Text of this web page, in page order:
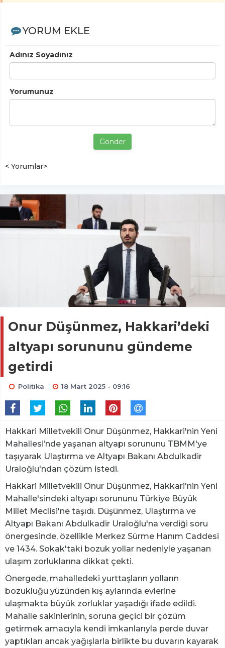
YORUM EKLE
Adınız Soyadınız
Yorumunuz
Gönder
< Yorumlar>
Onur Düşünmez, Hakkari’deki
altyapı sorununu gündeme
getirdi
Politika 18 Mart 2025 - 09:16
Hakkari Milletvekili Onur Düşünmez, Hakkari'nin Yeni
Mahallesi’nde yaşanan altyapı sorununu TBMM'ye
taşıyarak Ulaştırma ve Altyapı Bakanı Abdulkadir
Uraloğlu'ndan çözüm istedi.
Hakkari Milletvekili Onur Düşünmez, Hakkari'nin Yeni
Mahalle'sindeki altyapı sorununu Türkiye Büyük
Millet Meclisi'ne taşıdı. Düşünmez, Ulaştırma ve
Altyapı Bakanı Abdulkadir Uraloğlu'na verdiği soru
önergesinde, özellikle Merkez Sürme Hanım Caddesi
ve 1434. Sokak'taki bozuk yollar nedeniyle yaşanan
ulaşım zorluklarına dikkat çekti.
Önergede, mahalledeki yurttaşların yolların
bozukluğu yüzünden kış aylarında evlerine
ulaşmakta büyük zorluklar yaşadığı ifade edildi.
Mahalle sakinlerinin, soruna geçici bir çözüm
getirmek amacıyla kendi imkanlarıyla perde duvar
yaptıkları ancak yağışlarla birlikte bu duvarın kayarak